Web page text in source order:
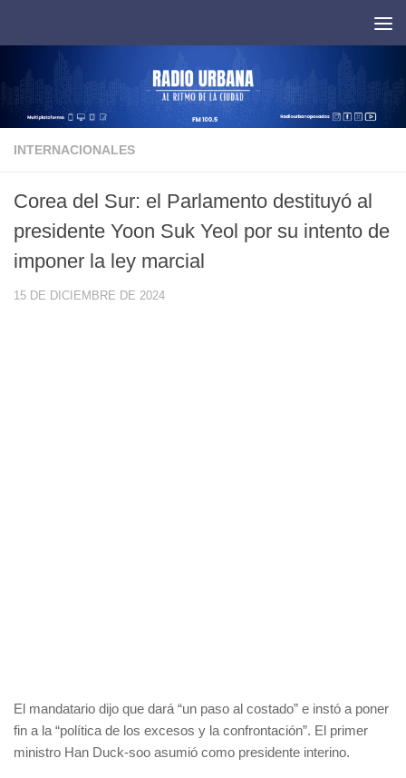
INTERNACIONALES
Corea del Sur: el Parlamento destituyó al
presidente Yoon Suk Yeol por su intento de
imponer la ley marcial
15 DE DICIEMBRE DE 2024
El mandatario dijo que dará “un paso al costado” e instó a poner
fin a la “política de los excesos y la confrontación”. El primer
ministro Han Duck-soo asumió como presidente interino.